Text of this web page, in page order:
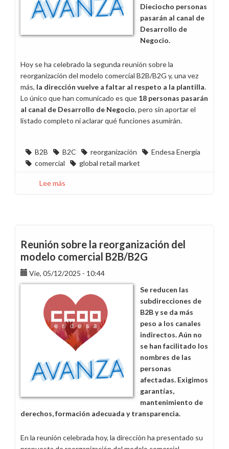
Dieciocho personas
pasarán al canal de
Desarrollo de
Negocio.
Hoy se ha celebrado la segunda reunión sobre la
reorganización del modelo comercial B2B/B2G y, una vez
más, la dirección vuelve a faltar al respeto a la plantilla.
Lo único que han comunicado es que 18 personas pasarán
al canal de Desarrollo de Negocio, pero sin aportar el
listado completo ni aclarar qué funciones asumirán.
B2B B2C reorganización
Endesa Energía
comercial
global retail market
Lee más
respuestas
sobre
la
reorganización
B2B/B2C
Reunión sobre la reorganización del
modelo comercial B2B/B2G
Vie, 05/12/2025 - 10:44
Se reducen las
subdirecciones de
B2B y se da más
peso a los canales
indirectos. Aún no
se han facilitado los
nombres de las
personas
afectadas. Exigimos
garantías,
mantenimiento de
derechos, formación adecuada y transparencia.
En la reunión celebrada hoy, la dirección ha presentado su